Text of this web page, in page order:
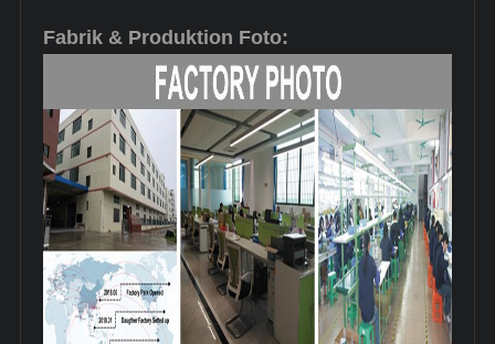
Fabrik & Produktion Foto: